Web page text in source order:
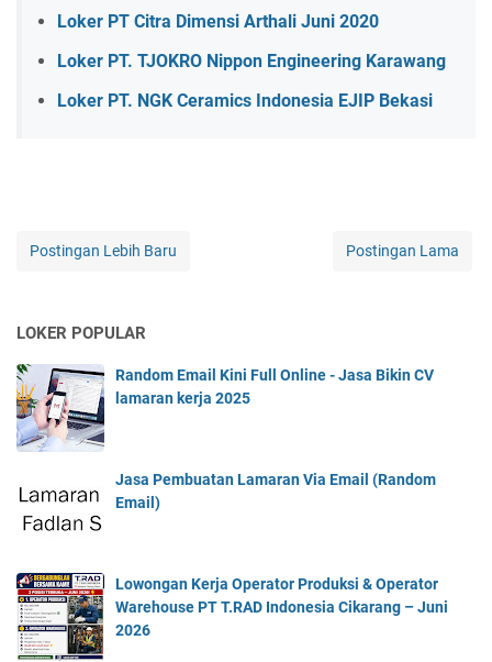
Loker PT Citra Dimensi Arthali Juni 2020
Loker PT. TJOKRO Nippon Engineering Karawang
Loker PT. NGK Ceramics Indonesia EJIP Bekasi
Postingan Lebih Baru Postingan Lama
LOKER POPULAR
Random Email Kini Full Online - Jasa Bikin CV
lamaran kerja 2025
Jasa Pembuatan Lamaran Via Email (Random
Email)
Lowongan Kerja Operator Produksi & Operator
Warehouse PT T.RAD Indonesia Cikarang – Juni
2026